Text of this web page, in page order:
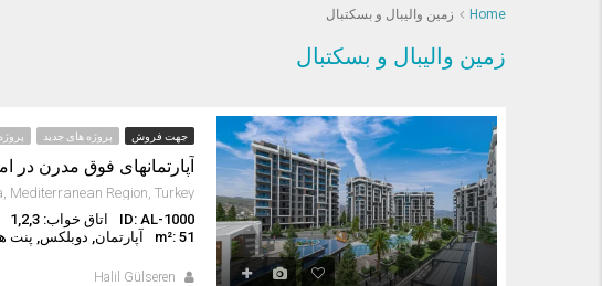
Home زمین والیبال و بسکتبال
زمین والیبال و بسکتبال
جهت فروش پروژه های جدید
آپارتمانهای فوق مدرن در
ID: AL-1000
اتاق خواب: 1,2,3
m²: 51
آپارتمان, دوبلکس,
Halil Gülseren